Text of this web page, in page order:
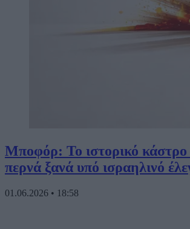
Μποφόρ: Το ιστορικό κάστρο
περνά ξανά υπό ισραηλινό
01.06.2026 • 18:58